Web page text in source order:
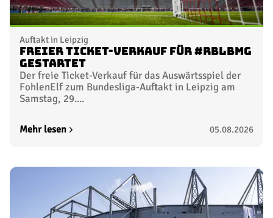
Auftakt in Leipzig
Freier Ticket-Verkauf für #RBLBMG
gestartet
Der freie Ticket-Verkauf für das Auswärtsspiel der
FohlenElf zum Bundesliga-Auftakt in Leipzig am
Samstag, 29....
Mehr lesen 05.08.2026